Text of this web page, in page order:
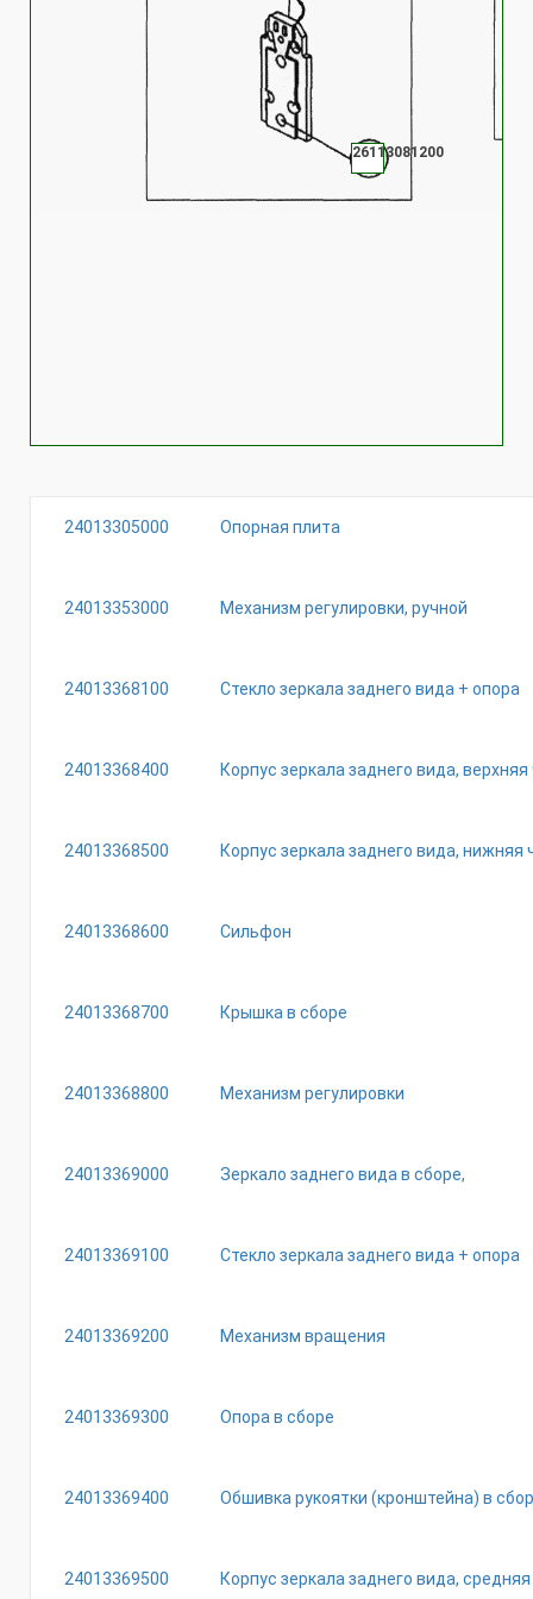
26113081200
24013305000 Опорная плита
24013353000 Механизм регулировки, ручной
24013368100 Стекло зеркала заднего вида + опора
24013368400 Корпус зеркала заднего вида, верхняя
24013368500 Корпус зеркала заднего вида, нижняя
24013368600 Сильфон
24013368700 Крышка в сборе
24013368800 Механизм регулировки
24013369000 Зеркало заднего вида в сборе,
24013369100 Стекло зеркала заднего вида + опора
24013369200 Механизм вращения
24013369300 Опора в сборе
24013369400 Обшивка рукоятки (кронштейна) в
24013369500 Корпус зеркала заднего вида,